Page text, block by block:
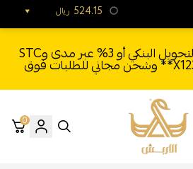
خصم يصل إلى 7.5% بالتحويل البنكي أو 3% عبر مدى وSTC
Pay + خصم بكود **X123** وشحن مجاني للطلبات فوق
الأربش للذهب
0
ريال 524.15